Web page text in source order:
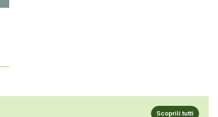
Scoprili tutti